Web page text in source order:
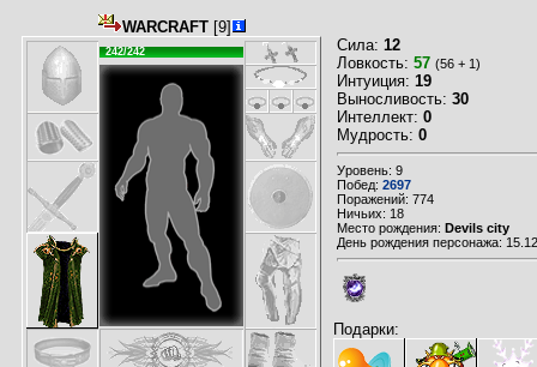
WARCRAFT[9]
242/242 Сила: 12
Ловкость: 57 (56 + 1)
Интуиция: 19
Выносливость: 30
Интеллект: 0
Мудрость: 0
Уровень: 9
Побед: 2697
Поражений: 774
Ничьих: 18
Место рождения: Devils city
День рождения персонажа:
Подарки: